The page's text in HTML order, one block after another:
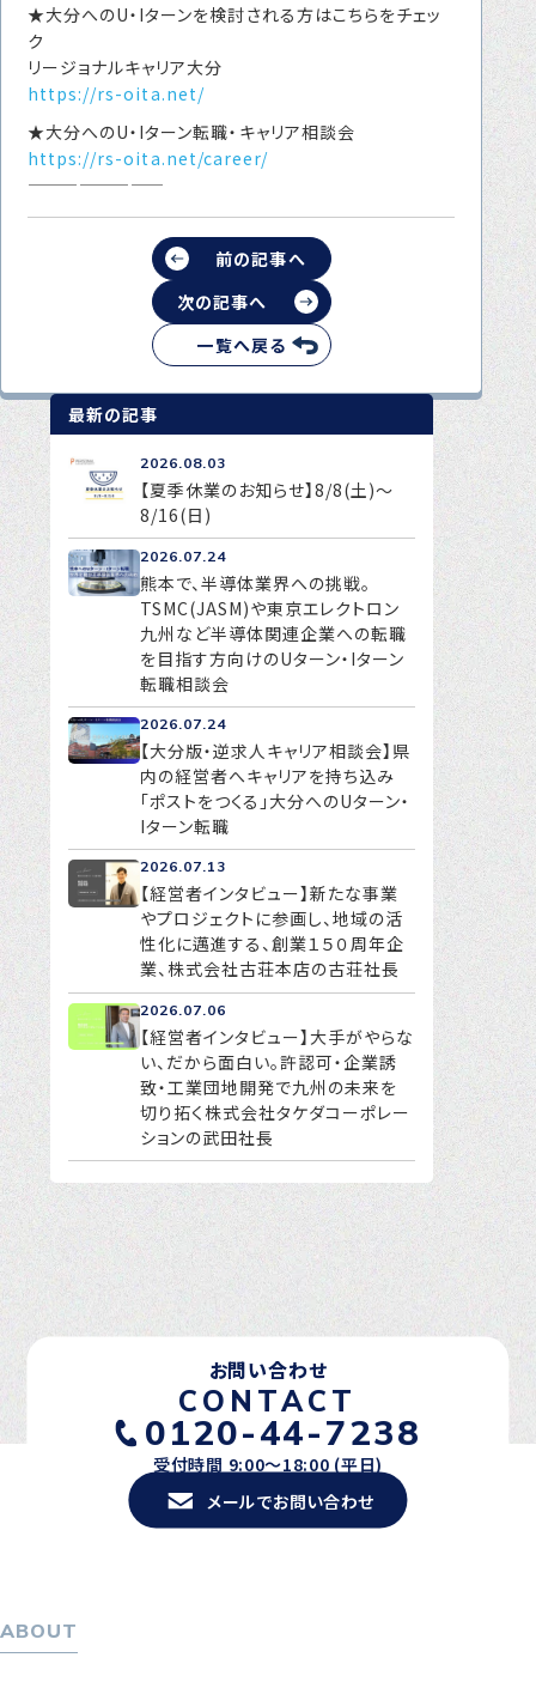
★大分へのU・Iターンを検討される方はこちらをチェッ
ク
リージョナルキャリア大分
https://rs-oita.net/
★大分へのU・Iターン転職・キャリア相談会
https://rs-oita.net/career/
————————
前の記事へ
一覧へ戻る
次の記事へ
最新の記事
2026.08.03
【夏季休業のお知らせ】8/8(土)～
8/16(日)
2026.07.24
熊本で、半導体業界への挑戦。
TSMC(JASM)や東京エレクトロン
九州など半導体関連企業への転職
を目指す方向けのUターン・Iターン
転職相談会
2026.07.24
【大分版・逆求人キャリア相談会】県
内の経営者へキャリアを持ち込み
「ポストをつくる」大分へのUターン・
Iターン転職
2026.07.13
【経営者インタビュー】新たな事業
やプロジェクトに参画し、地域の活
性化に邁進する、創業１５０周年企
業、株式会社古荘本店の古荘社長
2026.07.06
【経営者インタビュー】大手がやらな
い、だから面白い。許認可・企業誘
致・工業団地開発で九州の未来を
切り拓く株式会社タケダコーポレー
ションの武田社長
お問い合わせ
CONTACT
0120-44-7238
受付時間 9:00〜18:00 (平日)
メールでお問い合わせ
ABOUT